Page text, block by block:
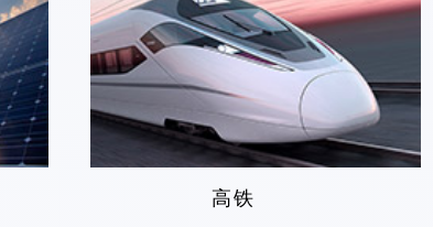
能 高铁